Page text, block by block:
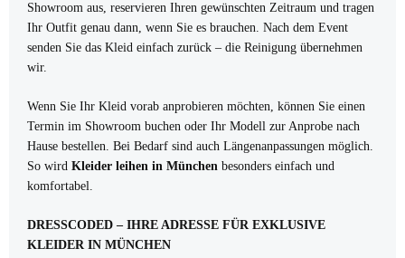
Showroom aus, reservieren Ihren gewünschten Zeitraum und tragen
Ihr Outfit genau dann, wenn Sie es brauchen. Nach dem Event
senden Sie das Kleid einfach zurück – die Reinigung übernehmen
wir.
Wenn Sie Ihr Kleid vorab anprobieren möchten, können Sie einen
Termin im Showroom buchen oder Ihr Modell zur Anprobe nach
Hause bestellen. Bei Bedarf sind auch Längenanpassungen möglich.
So wird Kleider leihen in München besonders einfach und
komfortabel.
DRESSCODED – IHRE ADRESSE FÜR EXKLUSIVE
KLEIDER IN MÜNCHEN